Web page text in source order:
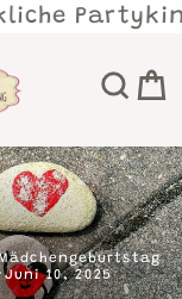
Mädchengeburtstag
Juni 10, 2025